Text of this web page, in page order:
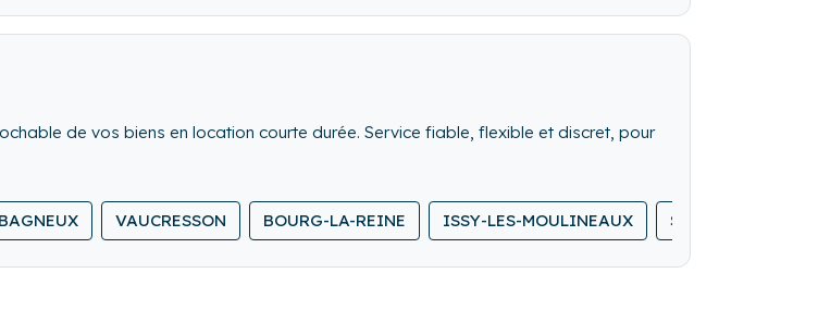
de vos biens en location courte durée. Service fiable, flexible et discret, pour
BAGNEUX VAUCRESSON BOURG-LA-REINE ISSY-LES-MOULINEAUX SÈVRES